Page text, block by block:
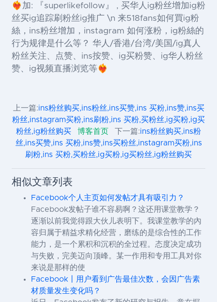
❤️‍🔥加: 『superlikefollow』 , 买华人ig粉丝增加ig粉
丝买ig追踪刷粉丝ig推广 \n 来518fans如何買ig粉
絲，ins粉丝增加，instagram 如何涨粉，ig粉絲的
行为规律是什么等？ 华人/香港/台湾/美国/ig真人
粉丝关注、点赞、ins按赞、ig买粉赞、ig华人粉丝
赞、ig视频直播浏览等❤️‍🔥
上一篇:ins粉丝购买,ins粉丝,ins买赞,ins 买粉,ins赞,ins买
粉丝,instagram买粉,ins刷粉,ins 买粉,买粉丝,ig买粉,ig买
粉丝,ig粉丝购买
博客首页 下一篇:ins粉丝购买,ins粉
丝,ins买赞,ins 买粉,ins赞,ins买粉丝,instagram买粉,ins
刷粉,ins 买粉,买粉丝,ig买粉,ig买粉丝,ig粉丝购买
相似文章列表
Facebook个人主页如何发帖才具有吸引力？
Facebook发帖子谁不容易啊？这还用课堂教学？
逐渐以前我觉得跟大伙儿表明下。我课堂教学的內
容归属于精益求精化经营，磨练的是综合性的工作
能力，是一个累积和沉积的全过程。态度决定成功
与失败，完美迈向顶峰。某一作用和专用工具对你
来说是那样的使
Facebook丨用户看到广告最佳次数，会因广告素
材质量发生变化吗？